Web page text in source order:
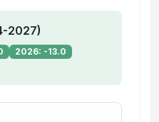
2027)
2026: -13.0